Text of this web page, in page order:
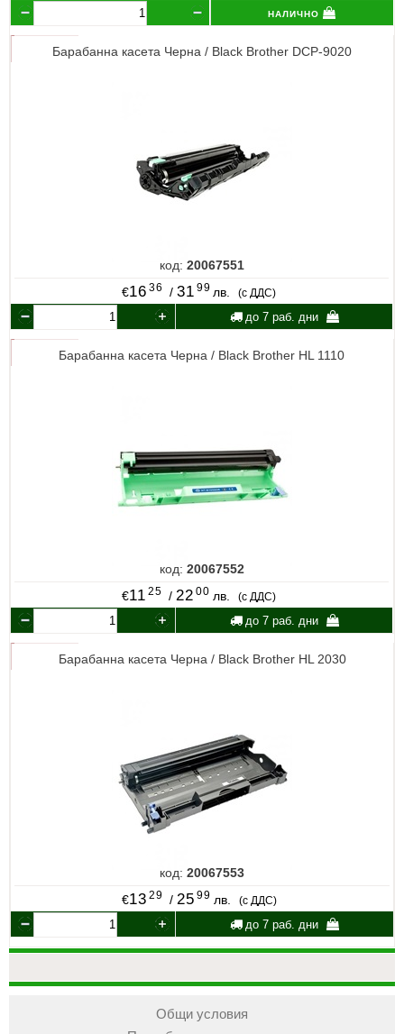
налично
Барабанна касета Черна / Black Brother DCP-9020
код: 20067551
€16 36 / 31 99 лв. (с ДДС)
до 7 раб. дни
Барабанна касета Черна / Black Brother HL 1110
код: 20067552
€11 25 / 22 00 лв. (с ДДС)
до 7 раб. дни
Барабанна касета Черна / Black Brother HL 2030
код: 20067553
€13 29 / 25 99 лв. (с ДДС)
до 7 раб. дни
Общи условия